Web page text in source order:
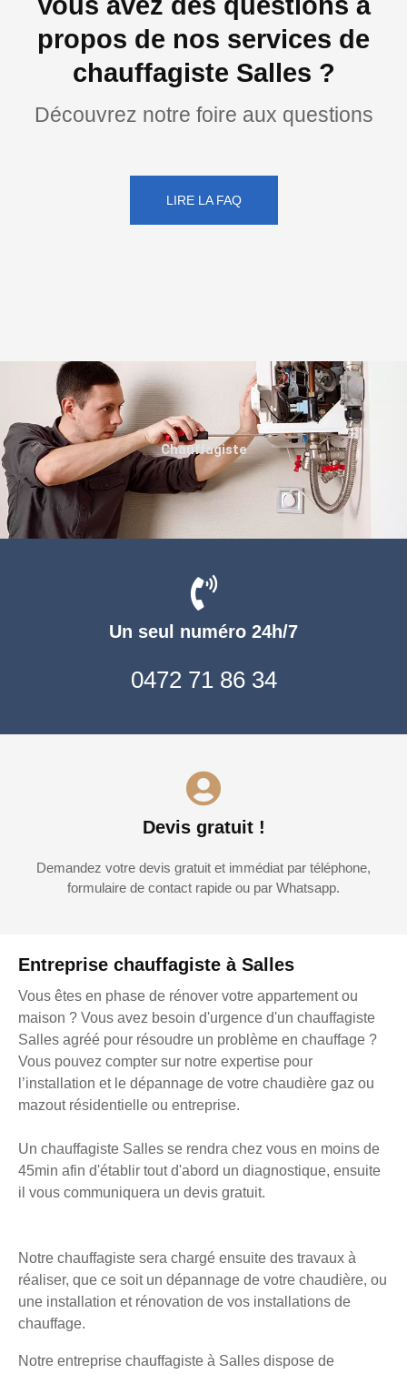
propos de nos services de
chauffagiste Salles ?
Découvrez notre foire aux questions
LIRE LA FAQ
Entreprise chauffagiste à Salles
Vous êtes en phase de rénover votre appartement ou
maison ? Vous avez besoin d'urgence d'un chauffagiste
Salles agréé pour résoudre un problème en chauffage ?
Vous pouvez compter sur notre expertise pour
l’installation et le dépannage de votre chaudière gaz ou
mazout résidentielle ou entreprise.
Un chauffagiste Salles se rendra chez vous en moins de
45min afin d'établir tout d'abord un diagnostique, ensuite
il vous communiquera un devis gratuit.
Notre chauffagiste sera chargé ensuite des travaux à
réaliser, que ce soit un dépannage de votre chaudière, ou
une installation et rénovation de vos installations de
chauffage.
Notre entreprise chauffagiste à Salles dispose de
Un seul numéro 24h/7
0472 71 86 34
Devis gratuit !
Demandez votre devis gratuit et immédiat par téléphone,
formulaire de contact rapide ou par Whatsapp.
Chauffagiste